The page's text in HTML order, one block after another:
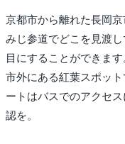
京都市から離れた長岡
みじ参道でどこを見渡
目にすることができま
市外にある紅葉スポッ
ートはバスでのアクセ
認を。